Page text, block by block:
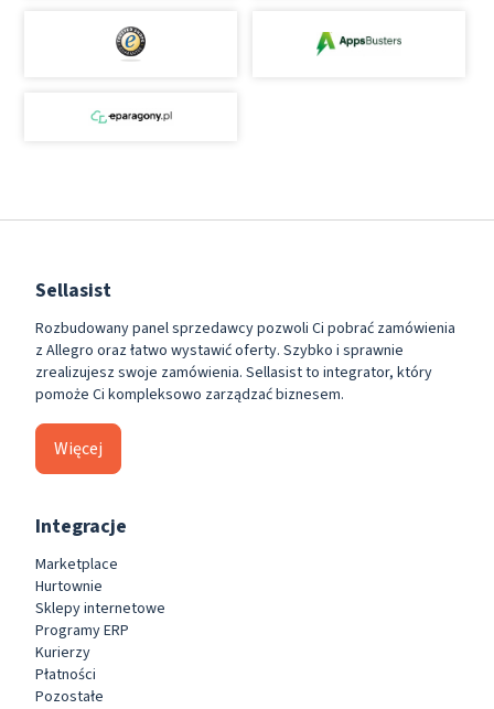
Sellasist
Rozbudowany panel sprzedawcy pozwoli Ci pobrać zamówienia
z Allegro oraz łatwo wystawić oferty. Szybko i sprawnie
zrealizujesz swoje zamówienia. Sellasist to integrator, który
pomoże Ci kompleksowo zarządzać biznesem.
Więcej
Integracje
Marketplace
Hurtownie
Sklepy internetowe
Programy ERP
Kurierzy
Płatności
Pozostałe